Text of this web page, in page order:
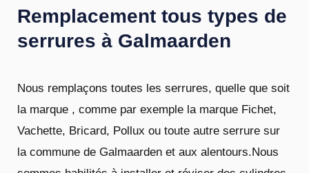
Remplacement tous types de
serrures à Galmaarden
Nous remplaçons toutes les serrures, quelle que soit
la marque , comme par exemple la marque Fichet,
Vachette, Bricard, Pollux ou toute autre serrure sur
la commune de Galmaarden et aux alentours.Nous